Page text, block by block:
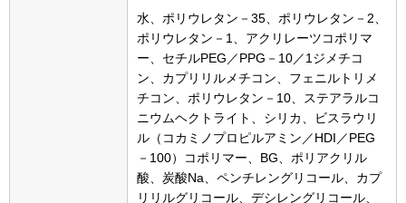
Miss Kyouko／ミスキョウコ
革小物
ポーチ
その他
水、ポリウレタン－35、ポリウレタン－2、
ポリウレタン－1、アクリレーツコポリマ
ー、セチルPEG／PPG－10／1ジメチコ
ン、カプリリルメチコン、フェニルトリメ
チコン、ポリウレタン－10、ステアラルコ
ニウムヘクトライト、シリカ、ビスラウリ
ル（コカミノプロピルアミン／HDI／PEG
－100）コポリマー、BG、ポリアクリル
酸、炭酸Na、ペンチレングリコール、カプ
リリルグリコール、デシレングリコール、